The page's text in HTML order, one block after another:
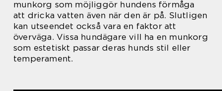
munkorg som möjliggör hundens förmåga
att dricka vatten även när den är på. Slutligen
kan utseendet också vara en faktor att
överväga. Vissa hundägare vill ha en munkorg
som estetiskt passar deras hunds stil eller
temperament.